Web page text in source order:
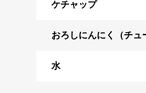
ケチャップ
おろしにんにく（チュ
水